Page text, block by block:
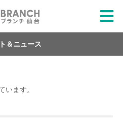
＆ニュース
います。